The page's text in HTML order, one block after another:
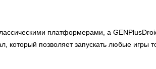
платформерами, а
который позволяет запускать любые игры